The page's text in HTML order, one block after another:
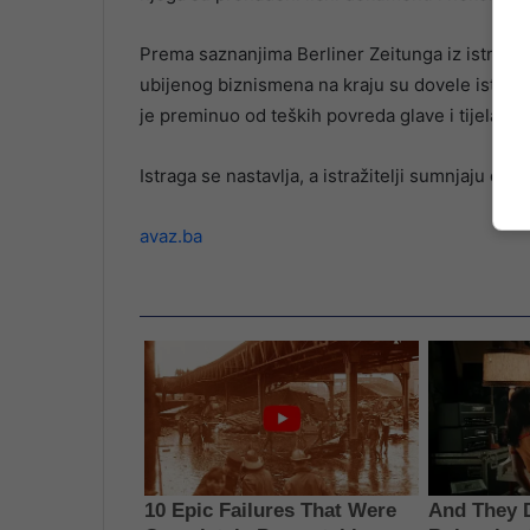
Prema saznanjima Berliner Zeitunga iz
ubijenog biznismena na kraju su dovele
je preminuo od teških povreda glave i tijela.
Istraga se nastavlja, a istražitelji sumnjaju da
avaz.ba